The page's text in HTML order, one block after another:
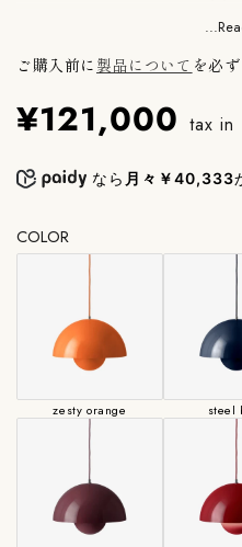
取付仕様：引掛シーリング
※電球は付属しておりません。お
半透明のコードでのお届けとなり
ペンダントランプは全長
整可能。
以下【Cable Length select】より
してください。
詳細の長さに関しては、ご購入
加工上、出来上がり寸法には＋
すので、ご了承下さい。
ご購入前に 製品について を必
¥121,000 tax in
なら 月々￥40,333
COLOR
zesty orange steel